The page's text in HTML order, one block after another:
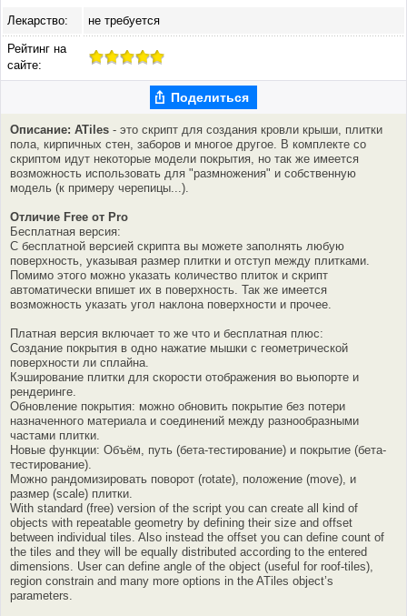
Лекарство: не требуется
Рейтинг на
сайте:
Поделиться
Описание: ATiles - это скрипт для создания кровли крыши, плитки
пола, кирпичных стен, заборов и многое другое. В комплекте со
скриптом идут некоторые модели покрытия, но так же имеется
возможность использовать для "размножения" и собственную
модель (к примеру черепицы...).
Отличие Free от Pro
Бесплатная версия:
С бесплатной версией скрипта вы можете заполнять любую
поверхность, указывая размер плитки и отступ между плитками.
Помимо этого можно указать количество плиток и скрипт
автоматически впишет их в поверхность. Так же имеется
возможность указать угол наклона поверхности и прочее.
Платная версия включает то же что и бесплатная плюс:
Создание покрытия в одно нажатие мышки с геометрической
поверхности ли сплайна.
Кэширование плитки для скорости отображения во вьюпорте и
рендеринге.
Обновление покрытия: можно обновить покрытие без потери
назначенного материала и соединений между разнообразными
частами плитки.
Новые функции: Объём, путь (бета-тестирование) и покрытие (бета-
тестирование).
Можно рандомизировать поворот (rotate), положение (move), и
размер (scale) плитки.
With standard (free) version of the script you can create all kind of
objects with repeatable geometry by defining their size and offset
between individual tiles. Also instead the offset you can define count of
the tiles and they will be equally distributed according to the entered
dimensions. User can define angle of the object (useful for roof-tiles),
region constrain and many more options in the ATiles object’s
parameters.